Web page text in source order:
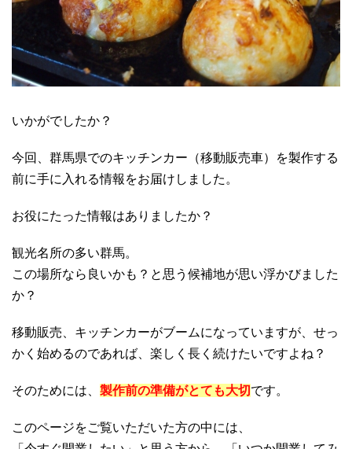
いかがでしたか？
今回、群馬県でのキッチンカー（移動販売車）を製作する
前に手に入れる情報をお届けしました。
お役にたった情報はありましたか？
観光名所の多い群馬。
この場所なら良いかも？と思う候補地が思い浮かびました
か？
移動販売、キッチンカーがブームになっていますが、せっ
かく始めるのであれば、楽しく長く続けたいですよね？
そのためには、 製作前の準備がとても大切です。
このページをご覧いただいた方の中には、